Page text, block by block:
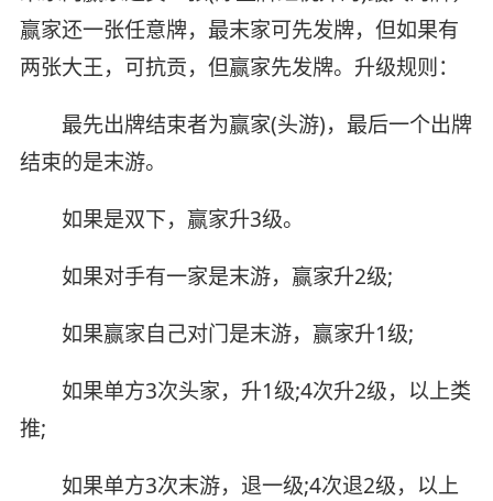
赢家还一张任意牌，最末家可先发牌，但如果有
两张大王，可抗贡，但赢家先发牌。升级规则：
最先出牌结束者为赢家(头游)，最后一个出牌
结束的是末游。
如果是双下，赢家升3级。
如果对手有一家是末游，赢家升2级;
如果赢家自己对门是末游，赢家升1级;
如果单方3次头家，升1级;4次升2级，以上类
推;
如果单方3次末游，退一级;4次退2级，以上